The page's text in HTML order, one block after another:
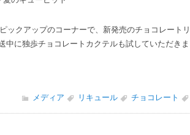
ックアップのコーナーで、新発売のチョコレート
中に独歩チョコレートカクテルも試していただき
メディア リキュール チョコレート